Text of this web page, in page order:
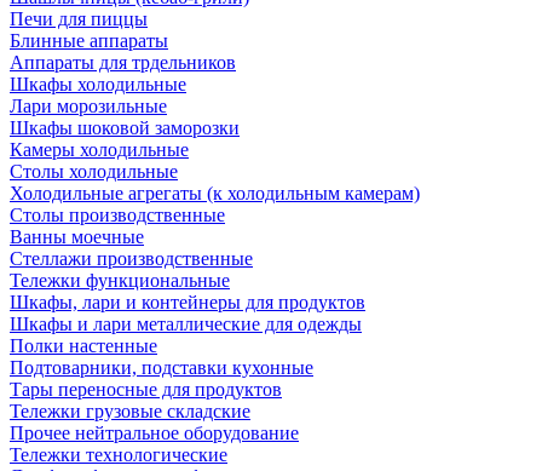
Печи для пиццы
Блинные аппараты
Аппараты для трдельников
Шкафы холодильные
Лари морозильные
Шкафы шоковой заморозки
Камеры холодильные
Столы холодильные
Холодильные агрегаты (к холодильным камерам)
Столы производственные
Ванны моечные
Стеллажи производственные
Тележки функциональные
Шкафы, лари и контейнеры для продуктов
Шкафы и лари металлические для одежды
Полки настенные
Подтоварники, подставки кухонные
Тары переносные для продуктов
Тележки грузовые складские
Прочее нейтральное оборудование
Тележки технологические